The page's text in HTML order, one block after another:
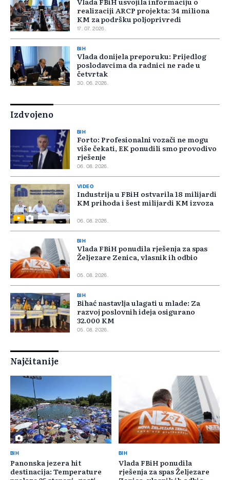
realizaciji ARCP projekta: 34 miliona
KM za podršku poljoprivredi
17. 07. 2026.
BIH
Vlada donijela preporuku: Prijedlog
poslodavcima da radnici ne rade u
četvrtak
30. 06. 2026.
Izdvojeno
BIH
Forto: Profesionalni vozači ne mogu
više čekati, EK ponudili smo provodivo
rješenje
06. 08. 2026.
VIDEO
Industrija u FBiH ostvarila 18 milijardi
KM prihoda i šest milijardi KM izvoza
06. 08. 2026.
BIH
Vlada FBiH ponudila rješenja za spas
Željezare Zenica, vlasnik ih odbio
05. 08. 2026.
BIH
Bihać nastavlja ulagati u mlade: Za
razvoj poslovnih ideja osigurano
32.000 KM
05. 08. 2026.
Najčitanije
BIH
Panonska jezera hit
destinacija: Temperature
BIH
Vlada FBiH ponudila
rješenja za spas Željezare